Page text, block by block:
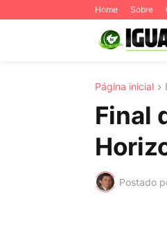
Home Sobre
Página inicial
Final
Postado